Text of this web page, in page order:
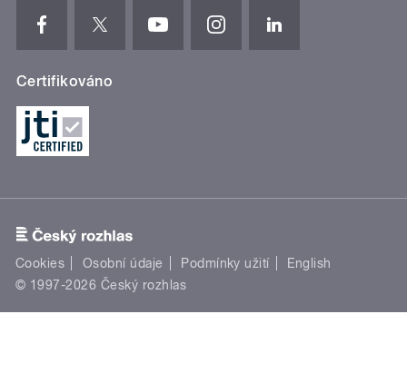
Certifikováno
Cookies Osobní údaje Podmínky užití
English
© 1997-2026 Český rozhlas